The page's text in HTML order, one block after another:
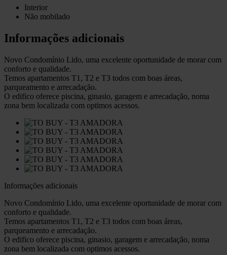
Interior
Não mobilado
Informações adicionais
Novo Condomínio Lido, uma excelente oportunidade de morar com
conforto e qualidade.
Temos apartamentos T1, T2 e T3 todos com boas áreas,
parqueamento e arrecadação.
O edifico oferece piscina, ginasio, garagem e arrecadação, noma
zona bem localizada com optimos acessos.
Informações adicionais
Novo Condomínio Lido, uma excelente oportunidade de morar com
conforto e qualidade.
Temos apartamentos T1, T2 e T3 todos com boas áreas,
parqueamento e arrecadação.
O edifico oferece piscina, ginasio, garagem e arrecadação, noma
zona bem localizada com optimos acessos.